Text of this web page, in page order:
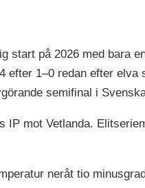
start på 2026 med bara
efter 1–0 redan efter
semifinal i
IP mot Vetlanda.
neråt tio